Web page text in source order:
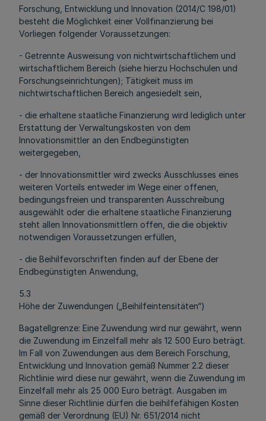
Forschung, Entwicklung und Innovation (2014/C 198/01)
besteht die Möglichkeit einer Vollfinanzierung bei
Vorliegen folgender Voraussetzungen:
- Getrennte Ausweisung von nichtwirtschaftlichem und
wirtschaftlichem Bereich (siehe hierzu Hochschulen und
Forschungseinrichtungen); Tätigkeit muss im
nichtwirtschaftlichen Bereich angesiedelt sein,
- die erhaltene staatliche Finanzierung wird lediglich unter
Erstattung der Verwaltungskosten von dem
Innovationsmittler an den Endbegünstigten
weitergegeben,
- der Innovationsmittler wird zwecks Ausschlusses eines
weiteren Vorteils entweder im Wege einer offenen,
bedingungsfreien und transparenten Ausschreibung
ausgewählt oder die erhaltene staatliche Finanzierung
steht allen Innovationsmittlern offen, die die objektiv
notwendigen Voraussetzungen erfüllen,
- die Beihilfevorschriften finden auf der Ebene der
Endbegünstigten Anwendung,
5.3
Höhe der Zuwendungen („Beihilfeintensitäten“)
Bagatellgrenze: Eine Zuwendung wird nur gewährt, wenn
die Zuwendung im Einzelfall mehr als 12 500 Euro beträgt.
Im Fall von Zuwendungen aus dem Bereich Forschung,
Entwicklung und Innovation gemäß Nummer 2.2 dieser
Richtlinie wird diese nur gewährt, wenn die Zuwendung im
Einzelfall mehr als 25 000 Euro beträgt. Ausgaben im
Sinne dieser Richtlinie dürfen die beihilfefähigen Kosten
gemäß der Verordnung (EU) Nr. 651/2014 nicht